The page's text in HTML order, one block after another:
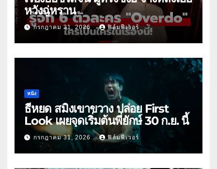
หวังฉู่หราน
กรกฎาคม 31, 2026 ฟิล์มฟีเวอร์
หนัง
ธี่หยด สมิงเขาขวาง ปล่อย First
Look เผยจุดเริ่มต้นพี่ยักษ์ 30 ก.ย. นี้
กรกฎาคม 31, 2026 ฟิล์มฟีเวอร์